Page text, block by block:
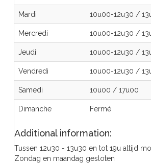
Mardi 10u00-12u30 /
Mercredi 10u00-12u30 /
Jeudi 10u00-12u30 /
Vendredi 10u00-12u30 /
Samedi 10u00 /17u00
Dimanche Fermé
Additional information:
Tussen 12u30 - 13u30 en tot 19u altijd
Zondag en maandag gesloten